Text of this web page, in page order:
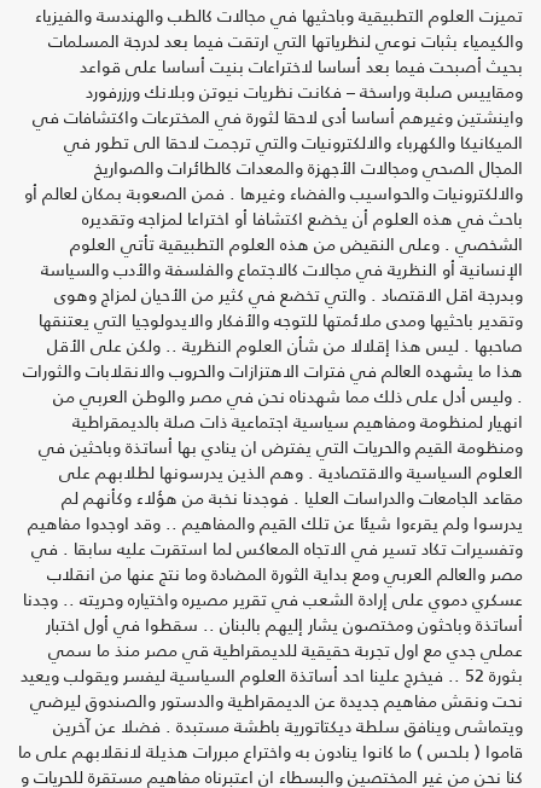
تميزت العلوم التطبيقية وباحثيها في مجالات كالطب والهندسة والفيزياء
والكيمياء بثبات نوعي لنظرياتها التي ارتقت فيما بعد لدرجة المسلمات
بحيث أصبحت فيما بعد أساسا لاختراعات بنيت أساسا على قواعد
ومقاييس صلبة وراسخة – فكانت نظريات نيوتن وبلانك ورزرفورد
واينشتين وغيرهم أساسا أدى لاحقا لثورة في المخترعات واكتشافات في
الميكانيكا والكهرباء والالكترونيات والتي ترجمت لاحقا الى تطور في
المجال الصحي ومجالات الأجهزة والمعدات كالطائرات والصواريخ
والالكترونيات والحواسيب والفضاء وغيرها . فمن الصعوبة بمكان لعالم أو
باحث في هذه العلوم أن يخضع اكتشافا أو اختراعا لمزاجه وتقديره
الشخصي . وعلى النقيض من هذه العلوم التطبيقية تأتي العلوم
الإنسانية أو النظرية في مجالات كالاجتماع والفلسفة والأدب والسياسة
وبدرجة اقل الاقتصاد . والتي تخضع في كثير من الأحيان لمزاج وهوى
وتقدير باحثيها ومدى ملائمتها للتوجه والأفكار والايدولوجيا التي يعتنقها
صاحبها . ليس هذا إقلالا من شأن العلوم النظرية .. ولكن على الأقل
هذا ما يشهده العالم في فترات الاهتزازات والحروب والانقلابات والثورات
. وليس أدل على ذلك مما شهدناه نحن في مصر والوطن العربي من
انهيار لمنظومة ومفاهيم سياسية اجتماعية ذات صلة بالديمقراطية
ومنظومة القيم والحريات التي يفترض ان ينادي بها أساتذة وباحثين في
العلوم السياسية والاقتصادية . وهم الذين يدرسونها لطلابهم على
مقاعد الجامعات والدراسات العليا . فوجدنا نخبة من هؤلاء وكأنهم لم
يدرسوا ولم يقرءوا شيئا عن تلك القيم والمفاهيم .. وقد اوجدوا مفاهيم
وتفسيرات تكاد تسير في الاتجاه المعاكس لما استقرت عليه سابقا . في
مصر والعالم العربي ومع بداية الثورة المضادة وما نتج عنها من انقلاب
عسكري دموي على إرادة الشعب في تقرير مصيره واختياره وحريته .. وجدنا
أساتذة وباحثون ومختصون يشار إليهم بالبنان .. سقطوا في أول اختبار
عملي جدي مع اول تجربة حقيقية للديمقراطية قي مصر منذ ما سمي
بثورة 52 .. فيخرج علينا احد أساتذة العلوم السياسية ليفسر ويقولب ويعيد
نحت ونقش مفاهيم جديدة عن الديمقراطية والدستور والصندوق ليرضي
ويتماشى وينافق سلطة ديكتاتورية باطشة مستبدة . فضلا عن آخرين
قاموا ( بلحس ) ما كانوا ينادون به واختراع مبررات هذيلة لانقلابهم على ما
كنا نحن من غير المختصين والبسطاء ان اعتبرناه مفاهيم مستقرة للحريات و